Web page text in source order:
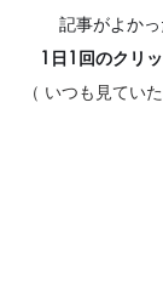
記事がよか
1日1回のクリ
（ いつも見てい